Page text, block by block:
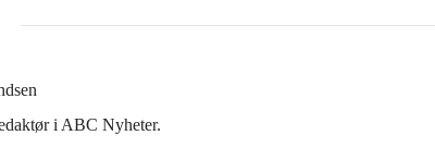
i ABC Nyheter.